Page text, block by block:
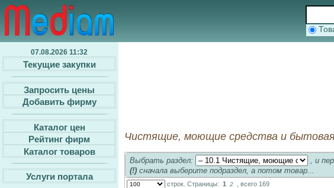
07.08.2026 11:32
Текущие закупки
Запросить цены
Добавить фирму
Каталог цен
Рейтинг фирм
Каталог товаров
Услуги портала
Чистящие, моющие средства и
Выбрать раздел:
, и
(!) сначала выберите подраздел, а потом товар...
строк. Страницы: 1 2 , всего 169